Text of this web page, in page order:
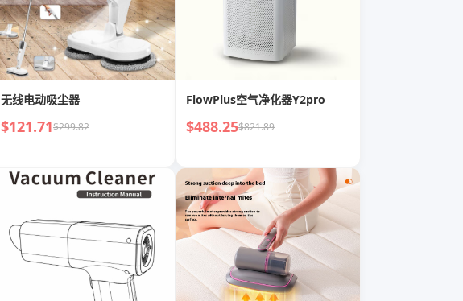
无线电动吸尘器
$121.71$299.82
FlowPlus空气净化器Y2pro
$488.25$821.89